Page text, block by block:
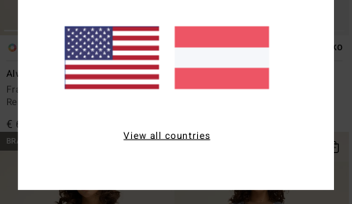
ÖKO
Always Looking
Frauen Schwarz Kapuzenpulli mit
Reißverschluss
€ 65,95
3 ÖKO
Frauen Grau Sweatshirt
BRANDNEU BRANDNEU
View all countries